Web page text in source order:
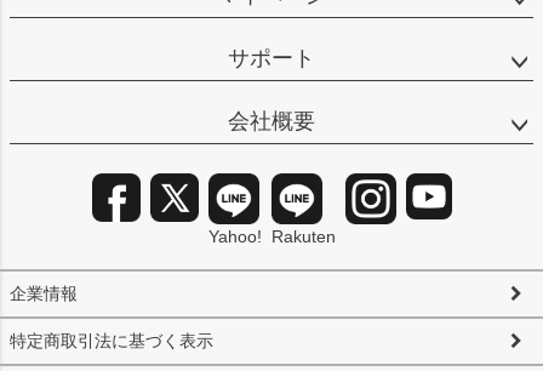
サポート
会社概要
企業情報
特定商取引法に基づく表示
Yahoo! Rakuten